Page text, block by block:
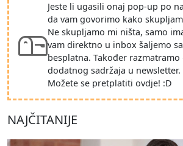
Jeste li ugasili onaj pop-up po
da vam govorimo kako
Ne skupljamo mi ništa, samo
vam direktno u inbox šaljemo
besplatna. Također razmatramo
dodatnog sadržaja u newsletter.
Možete se pretplatiti ovdje! :D
NAJČITANIJE